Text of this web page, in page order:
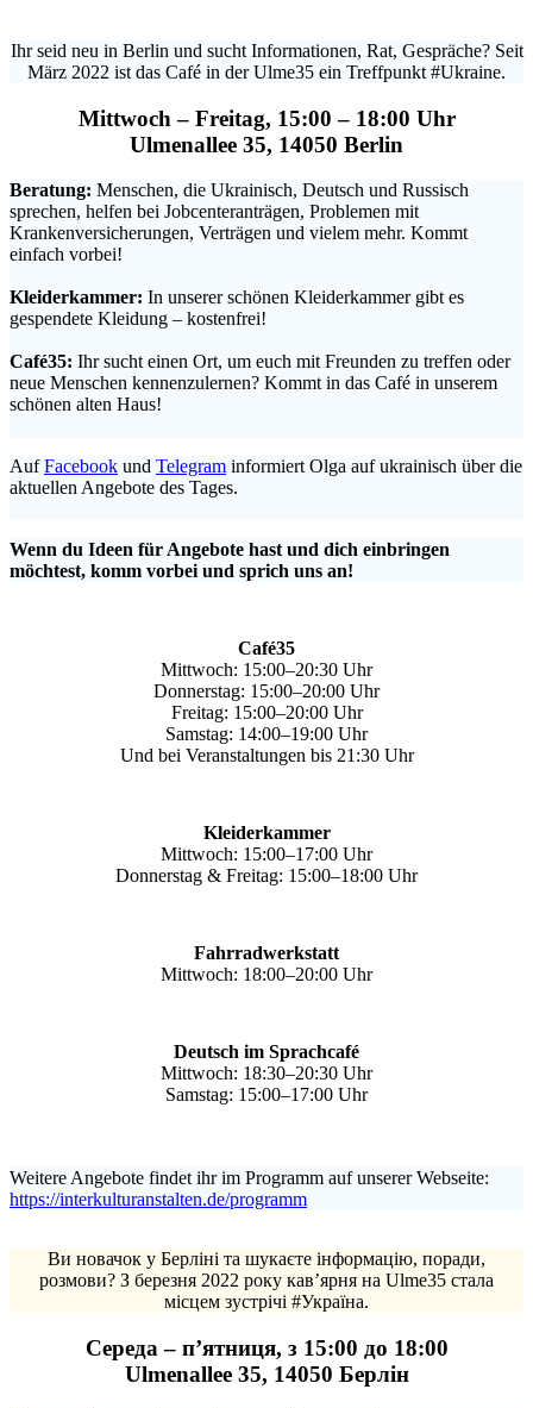
Ihr seid neu in Berlin und sucht Informationen, Rat, Gespräche? Seit
März 2022 ist das Café in der Ulme35 ein Treffpunkt #Ukraine.
Mittwoch – Freitag, 15:00 – 18:00 Uhr
Ulmenallee 35, 14050 Berlin
Beratung: Menschen, die Ukrainisch, Deutsch und Russisch
sprechen, helfen bei Jobcenteranträgen, Problemen mit
Krankenversicherungen, Verträgen und vielem mehr. Kommt
einfach vorbei!
Kleiderkammer: In unserer schönen Kleiderkammer gibt es
gespendete Kleidung – kostenfrei!
Café35: Ihr sucht einen Ort, um euch mit Freunden zu treffen oder
neue Menschen kennenzulernen? Kommt in das Café in unserem
schönen alten Haus!
AufFacebook und Telegram informiert Olga auf ukrainisch über die
aktuellen Angebote des Tages.
Wenn du Ideen für Angebote hast und dich einbringen
möchtest, komm vorbei und sprich uns an!
Café35
Mittwoch: 15:00–20:30 Uhr
Donnerstag: 15:00–20:00 Uhr
Freitag: 15:00–20:00 Uhr
Samstag: 14:00–19:00 Uhr
Und bei Veranstaltungen bis 21:30 Uhr
Kleiderkammer
Mittwoch: 15:00–17:00 Uhr
Donnerstag & Freitag: 15:00–18:00 Uhr
Fahrradwerkstatt
Mittwoch: 18:00–20:00 Uhr
Deutsch im Sprachcafé
Mittwoch: 18:30–20:30 Uhr
Samstag: 15:00–17:00 Uhr
Weitere Angebote findet ihr im Programm auf unserer Webseite:
https://interkulturanstalten.de/programm
Ви новачок у Берліні та шукаєте інформацію, поради,
розмови? З березня 2022 року кав’ярня на Ulme35 стала
місцем зустрічі #Україна.
Середа – п’ятниця, з 15:00 до 18:00
Ulmenallee 35, 14050 Берлін